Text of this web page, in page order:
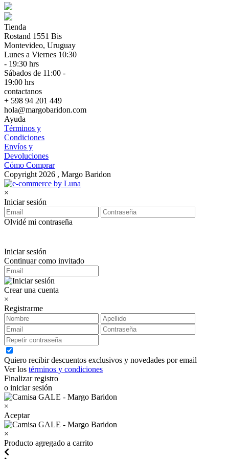
Tienda
Rostand 1551 Bis
Montevideo, Uruguay
Lunes a Viernes 10:30
- 19:30 hrs
Sábados de 11:00 -
19:00 hrs
contactanos
+ 598 94 201 449
hola@margobaridon.com
Ayuda
Términos y
Condiciones
Envíos y
Devoluciones
Cómo Comprar
Copyright 2026 , Margo Baridon
×
Iniciar sesión
Olvidé mi contraseña
Iniciar sesión
Continuar como invitado
Crear una cuenta
×
Registrarme
Quiero recibir descuentos exclusivos y novedades por email
Ver los términos y condiciones
Finalizar registro
o iniciar sesión
×
Aceptar
×
Producto agregado a carrito